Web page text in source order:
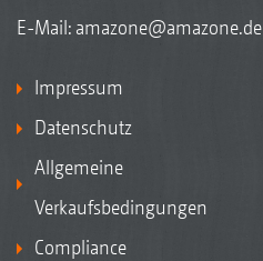
E-Mail: amazone@amazone.de
Impressum
Datenschutz
Allgemeine
Verkaufsbedingungen
Compliance